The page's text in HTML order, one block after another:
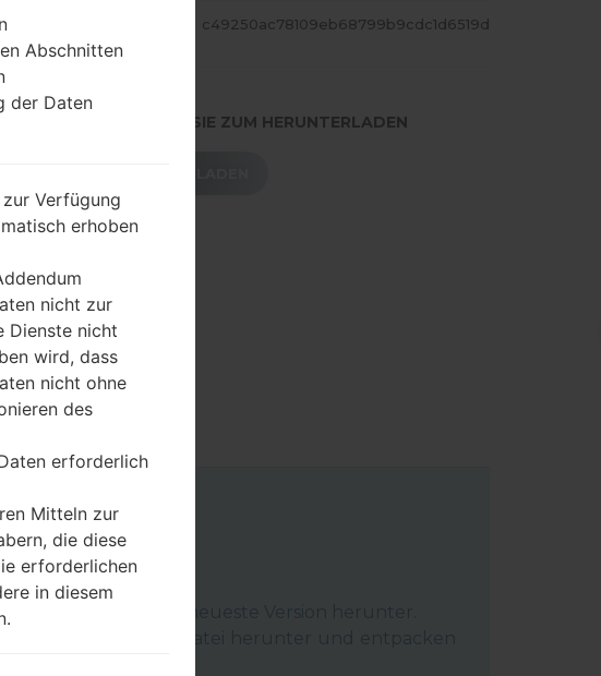
CT
c49250ac78109eb68799b9cdc1d6519d
2.DRÜCKEN SIE ZUM HERUNTERLADEN
auf Ihren PC:
Abschnitten
der Daten
Verfügung
erhoben
nicht zur
Dienste nicht
wird, dass
nicht ohne
des
erforderlich
Mitteln zur
die diese
erforderlichen
in diesem